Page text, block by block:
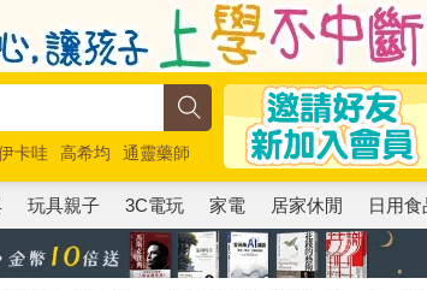
卡哇 高希均
通靈藥師
跑
玩具親子 3C電玩 家電 居家休閒 日用食